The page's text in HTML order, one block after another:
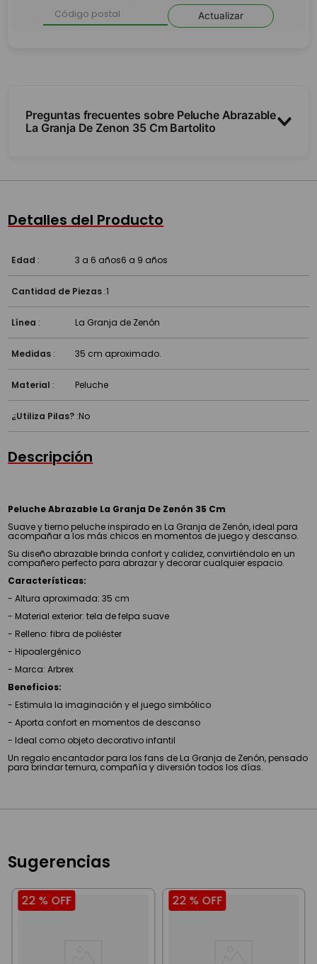
Actualizar
Preguntas frecuentes sobre Peluche Abrazable
La Granja De Zenon 35 Cm Bartolito
Detalles del Producto
Edad : 3 a 6 años6 a 9 años
Cantidad de Piezas :1
Línea : La Granja de Zenón
Medidas : 35 cm aproximado.
Material : Peluche
¿Utiliza Pilas? :No
Descripción
Peluche Abrazable La Granja De Zenón 35 Cm
Suave y tierno peluche inspirado en La Granja de Zenón, ideal para
acompañar a los más chicos en momentos de juego y descanso.
Su diseño abrazable brinda confort y calidez, convirtiéndolo en un
compañero perfecto para abrazar y decorar cualquier espacio.
Características:
- Altura aproximada: 35 cm
- Material exterior: tela de felpa suave
- Relleno: fibra de poliéster
- Hipoalergénico
- Marca: Arbrex
Beneficios:
- Estimula la imaginación y el juego simbólico
- Aporta confort en momentos de descanso
- Ideal como objeto decorativo infantil
Un regalo encantador para los fans de La Granja de Zenón, pensado
para brindar ternura, compañía y diversión todos los días.
Sugerencias
22 % OFF 22 % OFF